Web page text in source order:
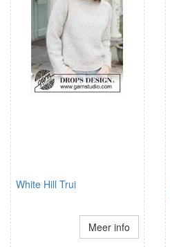
White Hill Trui
Meer info